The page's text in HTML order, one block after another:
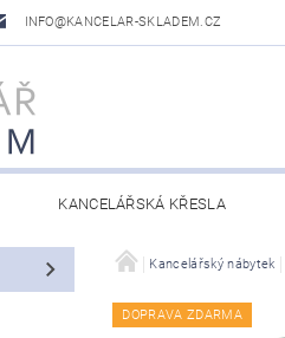
INFO@KANCELAR-SKLADEM.CZ
KANCELÁŘSKÁ KŘESLA
VÝŠKOVĚ NASTAVITELNÉ STOLY
Kancelářský nábytek
DOPRAVA ZDARMA